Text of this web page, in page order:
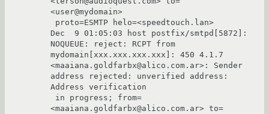
<user@mydomain>
Dec  9 01:05:03 host postfix/smtpd[5872]:
NOQUEUE: reject: RCPT from
mydomain[xxx.xxx.xxx.xxx]: 450 4.1.7
<maaiana.goldfarbx@alico.com.ar>: Sender
address rejected: unverified address:
Address verification
<maaiana.goldfarbx@alico.com.ar> to=